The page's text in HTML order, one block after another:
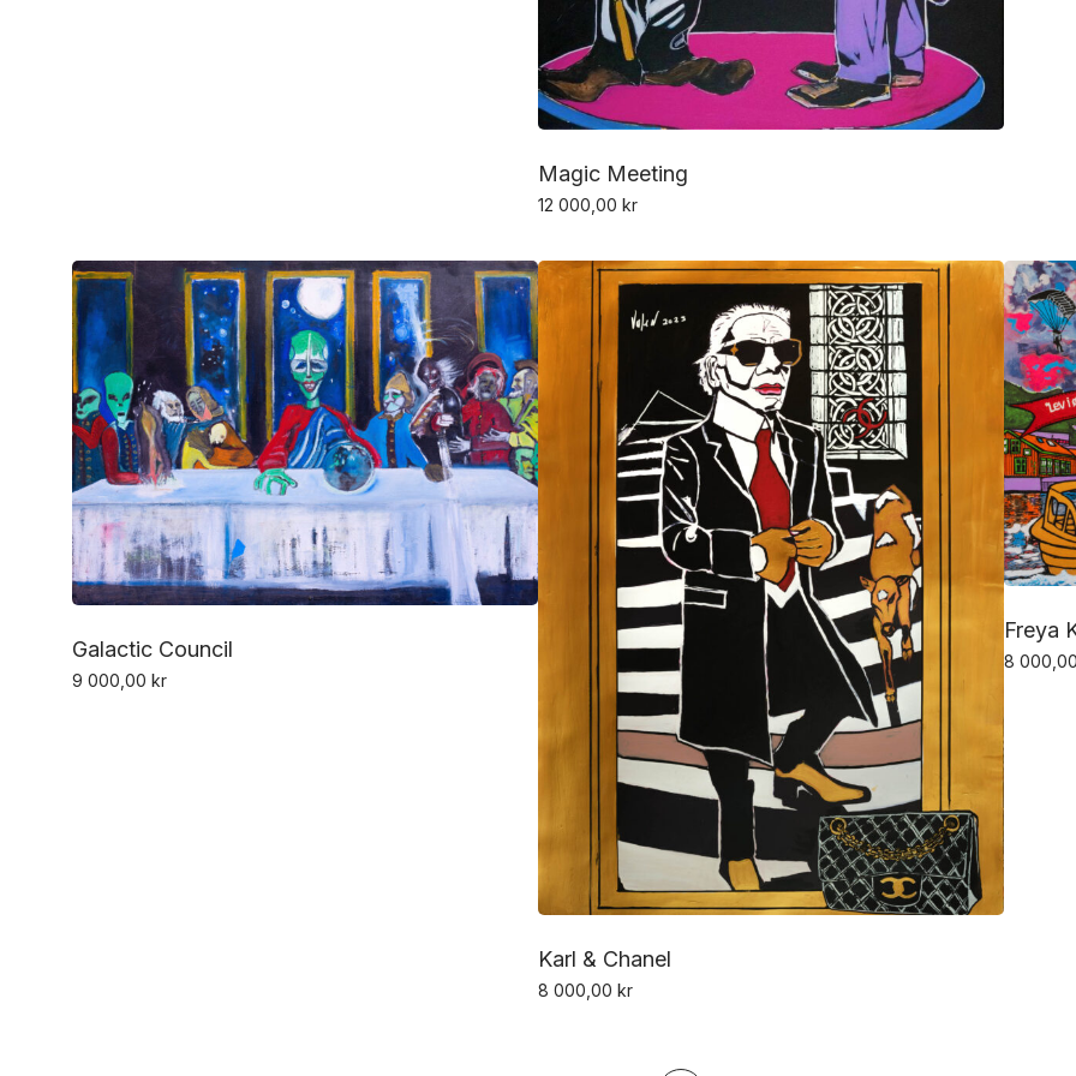
Magic Meeting
12 000,00 kr
Galactic Council
9 000,00 kr
Karl & Chanel
8 000,00 kr
Freya
8